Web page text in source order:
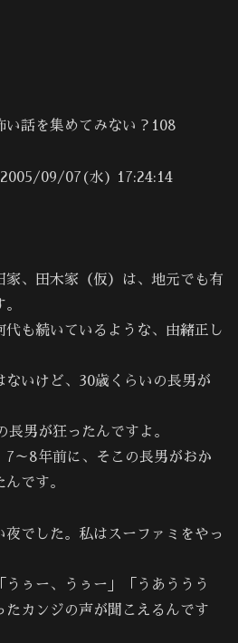
い話を集めてみない？108
2005/09/07(水) 17:24:14
家、田木家（仮）は、地元でも有
代も続いているような、由緒正し
ないけど、30歳くらいの長男が
長男が狂ったんですよ。
7～8年前に、そこの長男がおか
です。
でした。私はスーファミをやっ
ぅー、うぅー」「うあううう
たカンジの声が聞こえるんです